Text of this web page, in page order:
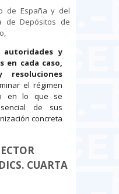
de España y del
de Depósitos de
y
en cada caso,
resoluciones
el régimen
en lo que se
de sus
concreta
CUARTA